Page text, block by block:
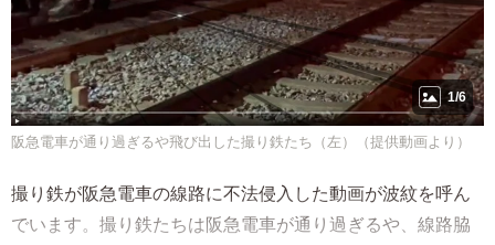
1/6
阪急電車が通り過ぎるや飛び出した撮り鉄たち（左）（提供動画より）
撮り鉄が阪急電車の線路に不法侵入した動画が波紋を呼ん
でいます。撮り鉄たちは阪急電車が通り過ぎるや、線路脇